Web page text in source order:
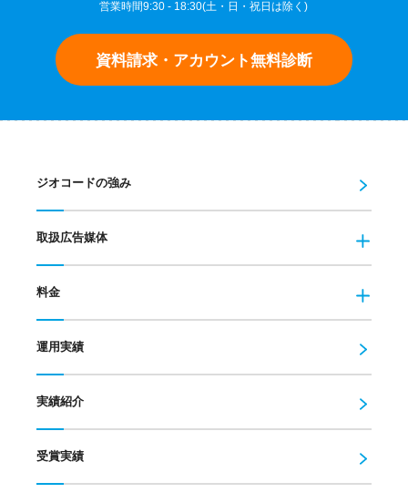
営業時間9:30 - 18:30(土・日・祝日は除く)
資料請求・アカウント無料診断
ジオコードの強み
取扱広告媒体
料金
運用実績
実績紹介
受賞実績